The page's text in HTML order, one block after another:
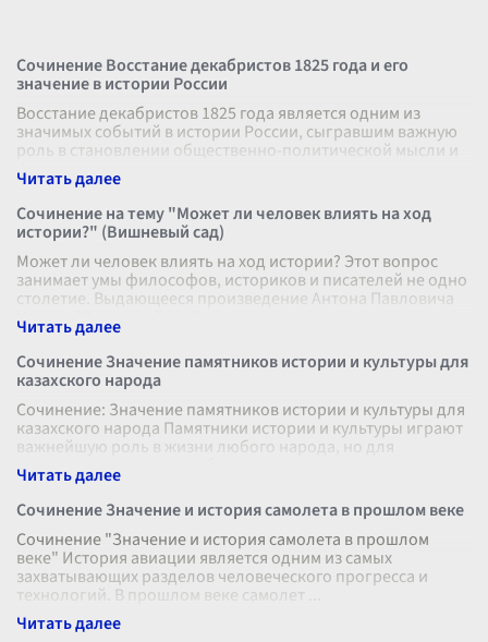
Сочинение Восстание декабристов 1825 года и его
значение в истории России
Восстание декабристов 1825 года является одним из
значимых событий в истории России, сыгравшим важную
роль в становлении общественно-политической мысли и
формировании революционног
Сочинение на тему "Может ли человек влиять на ход
истории?" (Вишневый сад)
Может ли человек влиять на ход истории? Этот вопрос
занимает умы философов, историков и писателей не одно
столетие. Выдающееся произведение Антона Павловича
Чехова "Вишневый сад" с
Сочинение Значение памятников истории и культуры для
казахского народа
Сочинение: Значение памятников истории и культуры для
казахского народа Памятники истории и культуры играют
важнейшую роль в жизни любого народа, но для
казахского народа они обре
Сочинение Значение и история самолета в прошлом веке
Сочинение "Значение и история самолета в прошлом
веке" История авиации является одним из самых
захватывающих разделов человеческого прогресса и
технологий. В прошлом веке самолет